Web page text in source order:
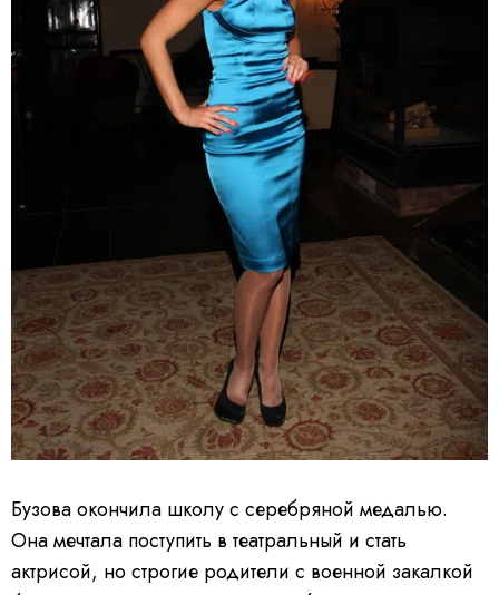
Бузова окончила школу с серебряной медалью.
Она мечтала поступить в театральный и стать
актрисой, но строгие родители с военной закалкой